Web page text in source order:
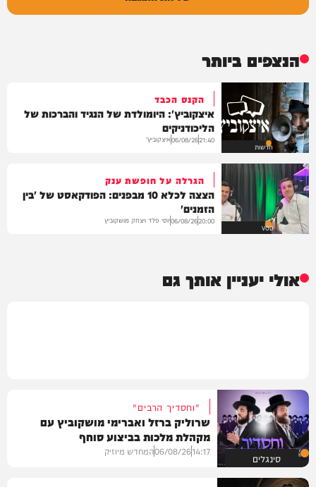
הנצפים ביותר
חדשות
הקנס הכבד
איצקוביץ': היומולדת של הנגיד והברכות של
הליכודניקים
21:40
06/08/26איצקוביץ'
VOD
הגרלה על חופשת ענק
הצצה לכלא 10 מבפנים: הפודקאסט של 'בין
הזמנים'
20:00
06/08/26יוסי פלד ויצחק מושקוביץ
אולי יעניין אותך גם
סינגלים
"וחסדיך הרבים"
שרוליק ברזל ואברימי מושקוביץ עם
מקהלת מלכות בביצוע סוחף
14:17
06/08/26המחדש מיוזיק